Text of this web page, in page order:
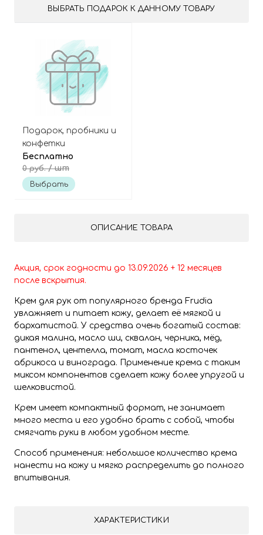
ВЫБРАТЬ ПОДАРОК К ДАННОМУ ТОВАРУ
Подарок, пробники и
конфетки
Бесплатно
0 руб./ шт
Выбрать
ОПИСАНИЕ ТОВАРА
Акция, срок годности до 13.09.2026 + 12 месяцев
после вскрытия.
Крем для рук от популярного бренда Frudia
увлажняет и питает кожу, делает её мягкой и
бархатистой. У средства очень богатый состав:
дикая малина, масло ши, сквалан, черника, мёд,
пантенол, центелла, томат, масла косточек
абрикоса и винограда. Применение крема с таким
миксом компонентов сделает кожу более упругой и
шелковистой.
Крем имеет компактный формат, не занимает
много места и его удобно брать с собой, чтобы
смягчать руки в любом удобном месте.
Способ применения: небольшое количество крема
нанести на кожу и мягко распределить до полного
впитывания.
ХАРАКТЕРИСТИКИ